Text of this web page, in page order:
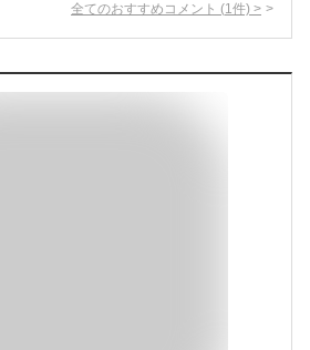
全てのおすすめコメント (1 件) >